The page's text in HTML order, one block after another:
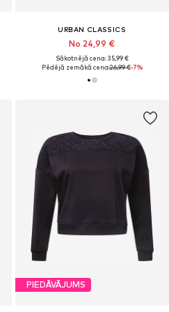
URBAN CLASSICS
No 24,99 €
Sākotnējā cena: 35,99 €
Pēdējā zemākā cena:26,99 €-7%
PIEDĀVĀJUMS